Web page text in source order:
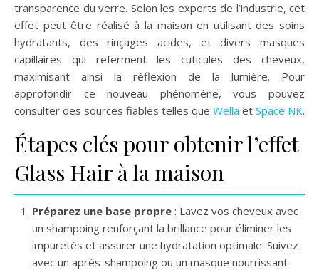
transparence du verre. Selon les experts de l’industrie, cet
effet peut être réalisé à la maison en utilisant des soins
hydratants, des rinçages acides, et divers masques
capillaires qui referment les cuticules des cheveux,
maximisant ainsi la réflexion de la lumière. Pour
approfondir ce nouveau phénomène, vous pouvez
consulter des sources fiables telles que Wella et Space NK.
Étapes clés pour obtenir l’effet
Glass Hair à la maison
Préparez une base propre : Lavez vos cheveux avec
un shampoing renforçant la brillance pour éliminer les
impuretés et assurer une hydratation optimale. Suivez
avec un après-shampoing ou un masque nourrissant